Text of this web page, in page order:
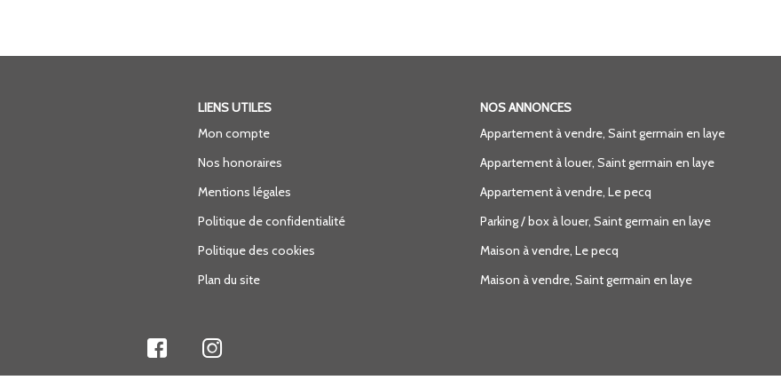
LIENS UTILES
Mon compte
Nos honoraires
Mentions légales
Politique de confidentialité
Politique des cookies
Plan du site
NOS ANNONCES
Appartement à vendre, Saint germain en laye
Appartement à louer, Saint germain en laye
Appartement à vendre, Le pecq
Parking / box à louer, Saint germain en laye
Maison à vendre, Le pecq
Maison à vendre, Saint germain en laye